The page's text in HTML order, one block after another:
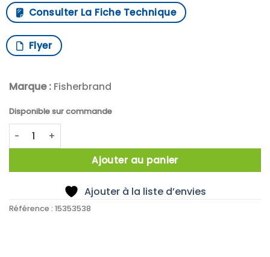
Consulter La Fiche Technique
Flyer
Marque : Fisherbrand
Disponible sur commande
quantité de Fisherbrand 25cm x 25cm ceramic top
Ajouter au panier
Ajouter à la liste d’envies
Référence : 15353538